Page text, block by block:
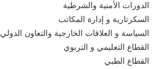
الدورات الأمنية والشرطية
السكرتارية و إدارة المكاتب
السياسة و العلاقات الخارجية والتعاون الدولي
القطاع التعليمي و التربوي
القطاع الطبي